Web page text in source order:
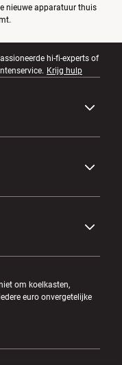
nieuwe apparatuur thuis
hi-fi-experts of
Krijg hulp
om koelkasten,
euro onvergetelijke